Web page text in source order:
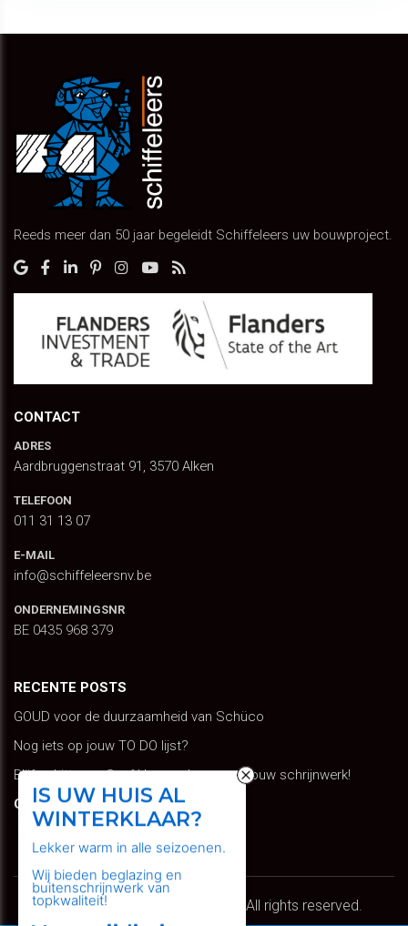
Reeds meer dan 50 jaar begeleidt Schiffeleers uw bouwproject.
CONTACT
ADRES
Aardbruggenstraat 91, 3570 Alken
TELEFOON
011 31 13 07
E-MAIL
info@schiffeleersnv.be
ONDERNEMINGSNR
BE 0435 968 379
RECENTE POSTS
GOUD voor de duurzaamheid van Schüco
Nog iets op jouw TO DO lijst?
Blijf schitteren: Geef kleur en leven aan jouw schrijnwerk!
GOOGLE TRANSLATE
Copyright © 2026 Schiffeleers. All rights reserved.
IS UW HUIS AL
WINTERKLAAR?
Lekker warm in alle seizoenen.
Wij bieden beglazing en
buitenschrijnwerk van
topkwaliteit!